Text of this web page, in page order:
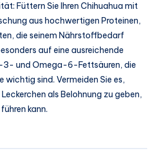
Füttern Sie Ihren Chihuahua mit
aus hochwertigen Proteinen,
die seinem Nährstoffbedarf
auf eine ausreichende
3- und Omega-6-Fettsäuren, die
wichtig sind. Vermeiden Sie es,
als Belohnung zu geben,
kann.